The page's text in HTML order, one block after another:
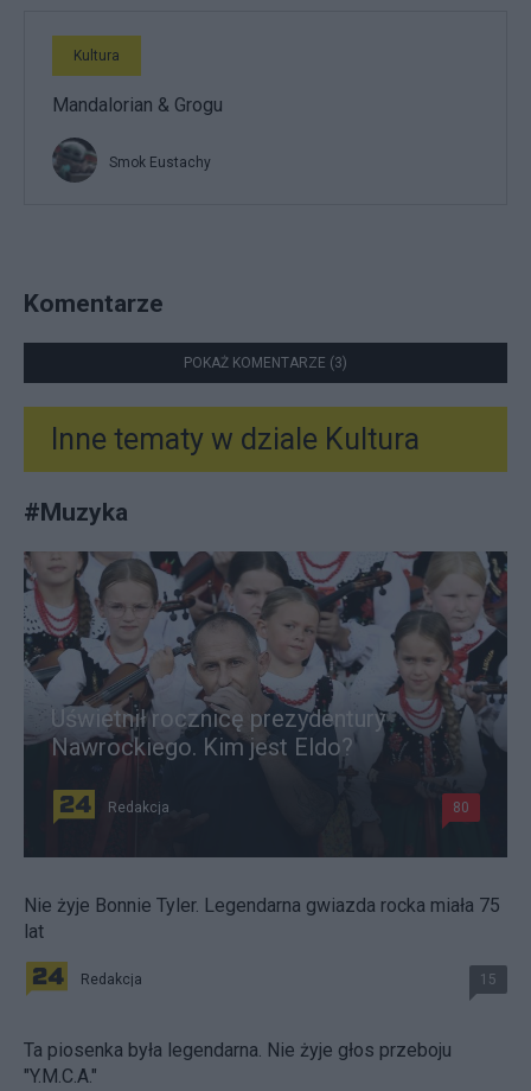
Kultura
Mandalorian & Grogu
Smok Eustachy
Komentarze
POKAŻ KOMENTARZE (3)
Inne tematy w dziale Kultura
#Muzyka
Uświetnił rocznicę prezydentury
Nawrockiego. Kim jest Eldo?
Redakcja 80
Nie żyje Bonnie Tyler. Legendarna gwiazda rocka miała 75
lat
Redakcja 15
Ta piosenka była legendarna. Nie żyje głos przeboju
"Y.M.C.A."